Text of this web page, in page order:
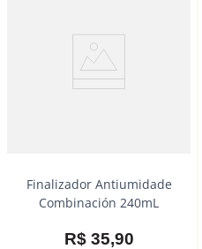
Finalizador Antiumidade
Combinación 240mL
R$ 35,90